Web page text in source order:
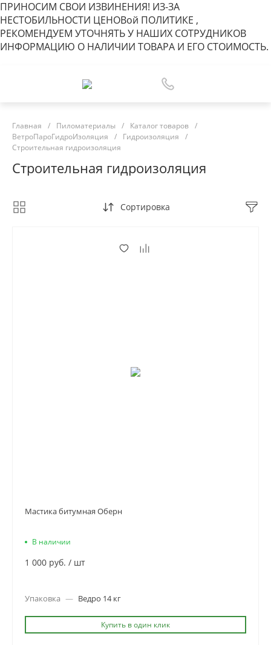
ПРИНОСИМ СВОИ ИЗВИНЕНИЯ! ИЗ-ЗА
НЕСТОБИЛЬНОСТИ ЦЕНОВой ПОЛИТИКЕ ,
РЕКОМЕНДУЕМ УТОЧНЯТЬ У НАШИХ СОТРУДНИКОВ
ИНФОРМАЦИЮ О НАЛИЧИИ ТОВАРА И ЕГО СТОИМОСТЬ.
Главная / Пиломатериалы / Каталог товаров /
ВетроПароГидроИзоляция
/ Гидроизоляция
/
Строительная гидроизоляция
Строительная гидроизоляция
Сортировка
Мастика битумная Оберн
В наличии
1 000 руб. / шт
Упаковка — Ведро 14 кг
Купить в один клик